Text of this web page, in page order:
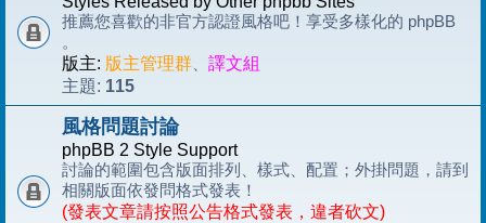
推薦您喜歡的非官方認證風格吧！享受多樣化的 phpBB
。
版主: 版主管理群
譯文組
主題: 115
風格問題討論
phpBB 2 Style Support
討論的範圍包含版面排列、樣式、配置；外掛問題，請到
相關版面依發問格式發表！
(發表文章請按照公告格式發表，違者砍文)